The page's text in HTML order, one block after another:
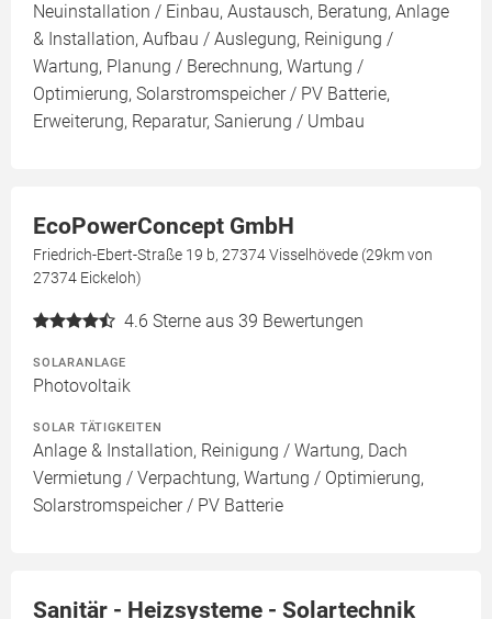
Neuinstallation / Einbau, Austausch, Beratung, Anlage
& Installation, Aufbau / Auslegung, Reinigung /
Wartung, Planung / Berechnung, Wartung /
Optimierung, Solarstromspeicher / PV Batterie,
Erweiterung, Reparatur, Sanierung / Umbau
EcoPowerConcept GmbH
Friedrich-Ebert-Straße 19 b, 27374 Visselhövede (29km von
27374 Eickeloh)
4.6 Sterne aus 39 Bewertungen
SOLARANLAGE
Photovoltaik
SOLAR TÄTIGKEITEN
Anlage & Installation, Reinigung / Wartung, Dach
Vermietung / Verpachtung, Wartung / Optimierung,
Solarstromspeicher / PV Batterie
Sanitär - Heizsysteme - Solartechnik